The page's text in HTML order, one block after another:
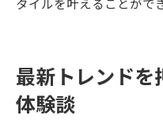
タイルを叶えることがで
最新トレンドを
体験談